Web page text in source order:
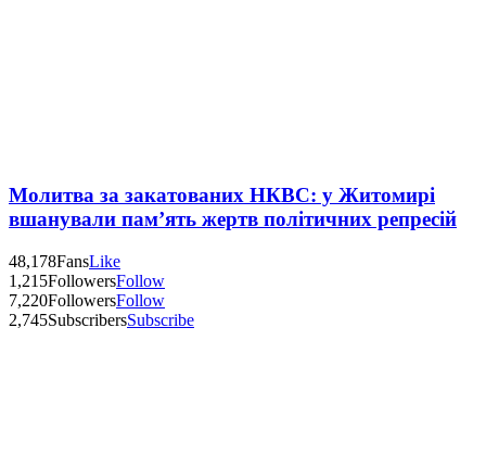
Молитва за закатованих НКВС: у Житомирі
вшанували пам’ять жертв політичних репресій
48,178FansLike
1,215FollowersFollow
7,220FollowersFollow
2,745SubscribersSubscribe